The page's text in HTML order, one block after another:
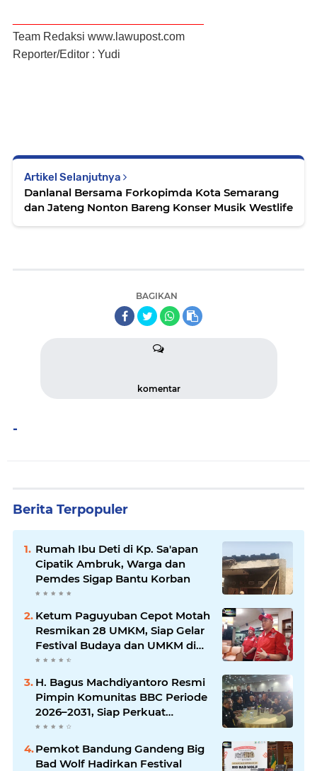
Team Redaksi www.lawupost.com
Reporter/Editor : Yudi
Artikel Selanjutnya
Danlanal Bersama Forkopimda Kota Semarang
dan Jateng Nonton Bareng Konser Musik Westlife
BAGIKAN
komentar
-
Berita Terpopuler
Rumah Ibu Deti di Kp. Sa'apan
Cipatik Ambruk, Warga dan
Pemdes Sigap Bantu Korban
Ketum Paguyuban Cepot Motah
Resmikan 28 UMKM, Siap Gelar
Festival Budaya dan UMKM di
Jalan Braga
H. Bagus Machdiyantoro Resmi
Pimpin Komunitas BBC Periode
2026–2031, Siap Perkuat
Solidaritas dan Hadirkan
Program Nyata untuk
Masyarakat
Pemkot Bandung Gandeng Big
Bad Wolf Hadirkan Festival